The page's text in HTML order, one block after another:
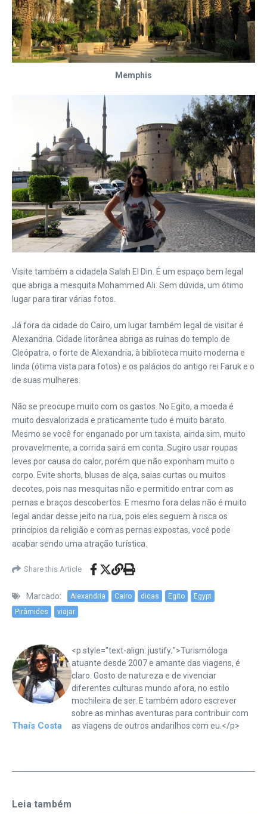
Memphis
Visite também a cidadela Salah El Din. É um espaço bem legal
que abriga a mesquita Mohammed Ali. Sem dúvida, um ótimo
lugar para tirar várias fotos.
Já fora da cidade do Cairo, um lugar também legal de visitar é
Alexandria. Cidade litorânea abriga as ruínas do templo de
Cleópatra, o forte de Alexandria, à biblioteca muito moderna e
linda (ótima vista para fotos) e os palácios do antigo rei Faruk e o
de suas mulheres.
Não se preocupe muito com os gastos. No Egito, a moeda é
muito desvalorizada e praticamente tudo é muito barato.
Mesmo se você for enganado por um taxista, ainda sim, muito
provavelmente, a corrida sairá em conta. Sugiro usar roupas
leves por causa do calor, porém que não exponham muito o
corpo. Evite shorts, blusas de alça, saias curtas ou muitos
decotes, pois nas mesquitas não e permitido entrar com as
pernas e braços descobertos. E mesmo fora delas não é muito
legal andar desse jeito na rua, pois eles seguem à risca os
princípios da religião e com as pernas expostas, você pode
acabar sendo uma atração turística.
Share this Article
Marcado: Alexandria Cairo dicas Egito
Egypt
Pirâmides
viajar
Thaís Costa
<p style="text-align: justify;">Turismóloga
atuante desde 2007 e amante das viagens, é
claro. Gosto de natureza e de vivenciar
diferentes culturas mundo afora, no estilo
mochileira de ser. E também adoro escrever
sobre as minhas aventuras para contribuir com
as viagens de outros andarilhos com eu.</p>
Leia também